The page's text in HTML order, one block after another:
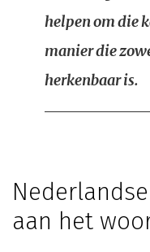
helpen om die
manier die
herkenbaar is.
aan het